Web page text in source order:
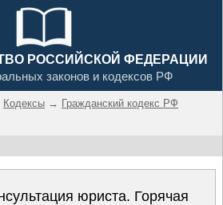
РОССИЙСКОЙ ФЕДЕРАЦИИ
законов и кодексов РФ
Кодексы → Гражданский кодекс РФ
юриста. Горячая